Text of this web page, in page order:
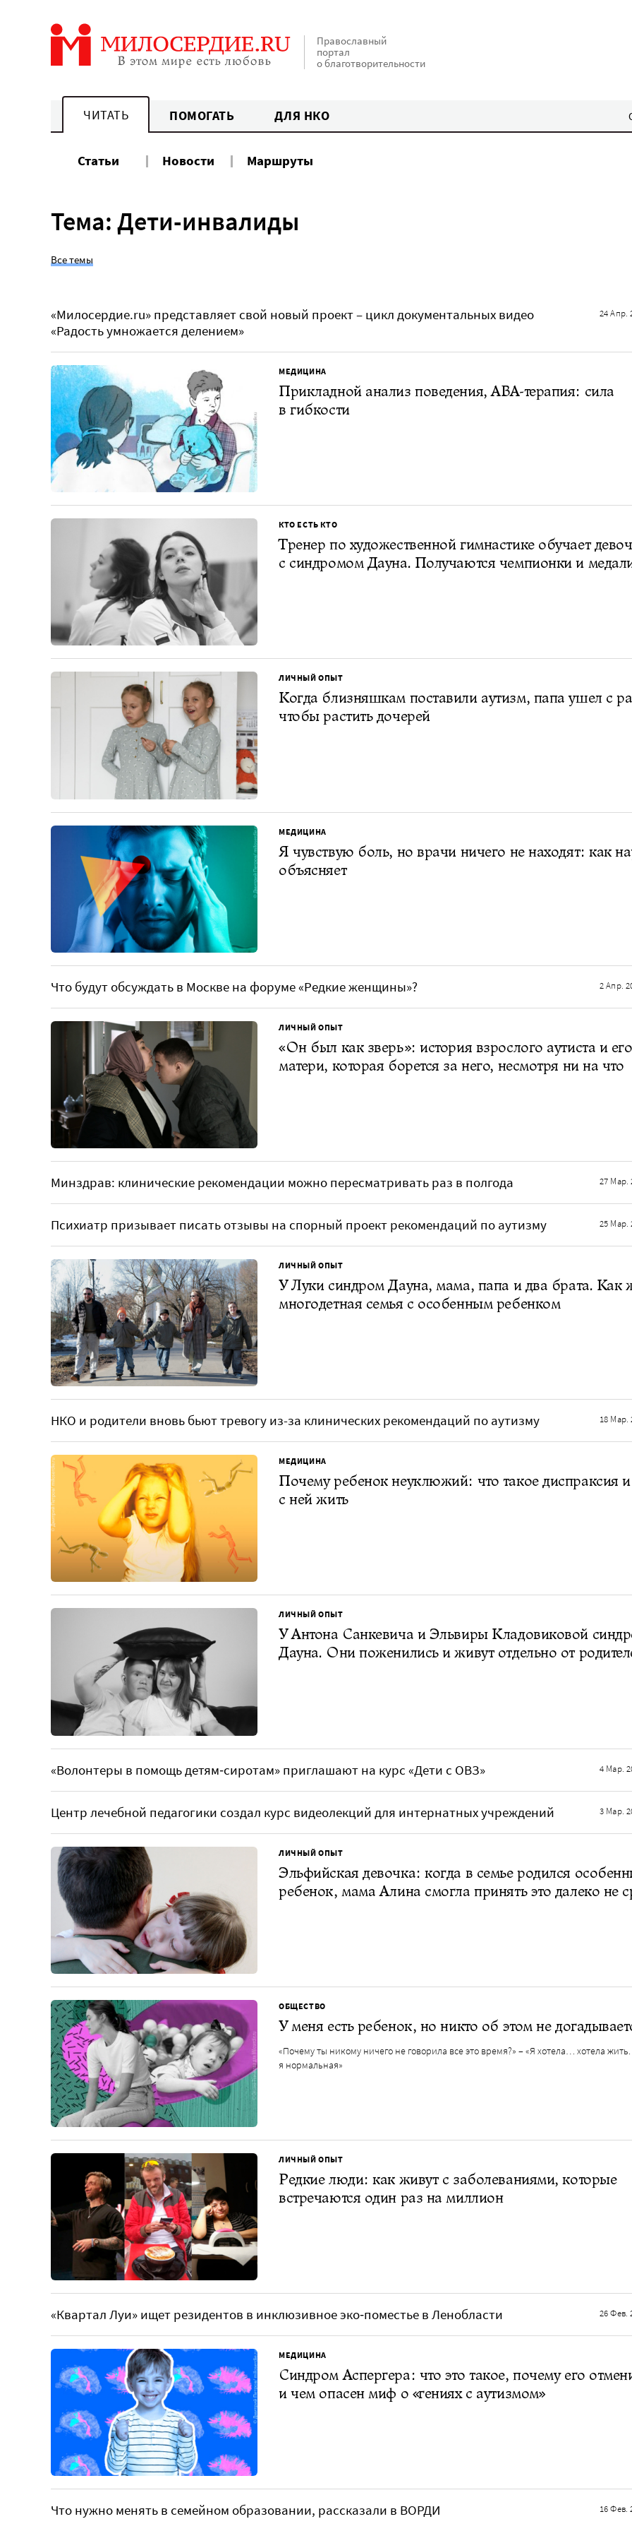
Православный
портал
о благотворительности
ЧИТАТЬ ПОМОГАТЬ ДЛЯ НКО
Статьи Новости Маршруты
Тема: Дети-инвалиды
Все темы
«Милосердие.ru» представляет свой новый проект – цикл документальных видео
«Радость умножается делением»
24 Апр.
МЕДИЦИНА
Прикладной анализ поведения, ABA-терапия: сила
в гибкости
КТО ЕСТЬ КТО
Тренер по художественной гимнастике обучает
с синдромом Дауна. Получаются чемпионки и
ЛИЧНЫЙ ОПЫТ
Когда близняшкам поставили аутизм, папа ушел с
чтобы растить дочерей
МЕДИЦИНА
Я чувствую боль, но врачи ничего не находят: как
объясняет
Что будут обсуждать в Москве на форуме «Редкие женщины»? 2 Апр.
ЛИЧНЫЙ ОПЫТ
«Он был как зверь»: история взрослого аутиста и его
матери, которая борется за него, несмотря ни на что
Минздрав: клинические рекомендации можно пересматривать раз в полгода 27 Мар.
Психиатр призывает писать отзывы на спорный проект рекомендаций по аутизму 25 Мар.
ЛИЧНЫЙ ОПЫТ
У Луки синдром Дауна, мама, папа и два брата. Как
многодетная семья с особенным ребенком
НКО и родители вновь бьют тревогу из-за клинических рекомендаций по аутизму 18 Мар.
МЕДИЦИНА
Почему ребенок неуклюжий: что такое диспраксия
с ней жить
ЛИЧНЫЙ ОПЫТ
У Антона Санкевича и Эльвиры Кладовиковой
Дауна. Они поженились и живут отдельно от
«Волонтеры в помощь детям‑сиротам» приглашают на курс «Дети с ОВЗ» 4 Мар.
Центр лечебной педагогики создал курс видеолекций для интернатных учреждений 3 Мар.
ЛИЧНЫЙ ОПЫТ
Эльфийская девочка: когда в семье родился
ребенок, мама Алина смогла принять это далеко не
ОБЩЕСТВО
У меня есть ребенок, но никто об этом не
«Почему ты никому ничего не говорила все это время?» – «Я хотела… хотела
я нормальная»
ЛИЧНЫЙ ОПЫТ
Редкие люди: как живут с заболеваниями, которые
встречаются один раз на миллион
«Квартал Луи» ищет резидентов в инклюзивное эко‑поместье в Ленобласти 26 Фев.
МЕДИЦИНА
Синдром Аспергера: что это такое, почему его
и чем опасен миф о «гениях с аутизмом»
Что нужно менять в семейном образовании, рассказали в ВОРДИ 16 Фев.